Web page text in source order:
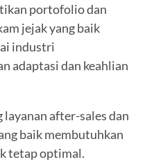
portofolio dan
jejak yang baik
industri
adaptasi dan keahlian
after-sales dan
baik membutuhkan
tetap optimal.